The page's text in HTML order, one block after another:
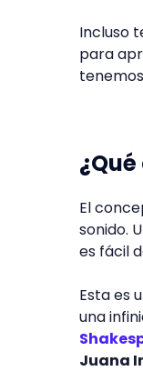
Incluso
para
El
sonido.
es fácil
Esta es
una
Juana